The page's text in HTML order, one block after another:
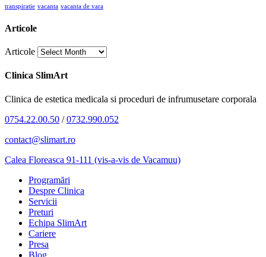
transpiratie vacanta vacanta de vara
Articole
Articole
Clinica SlimArt
Clinica de estetica medicala si proceduri de infrumusetare corporala
0754.22.00.50 /0732.990.052
contact@slimart.ro
Calea Floreasca 91-111 (vis-a-vis de Vacamuu)
Programări
Despre Clinica
Servicii
Preturi
Echipa SlimArt
Cariere
Presa
Blog